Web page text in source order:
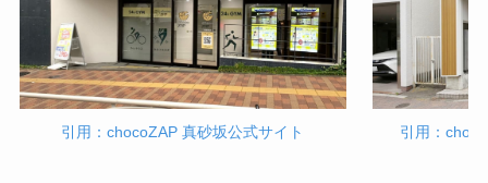
引用：chocoZAP 真砂坂公式サイト 引用：